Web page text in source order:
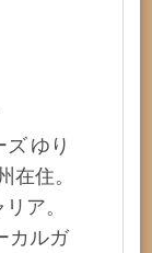
ゆり
在住。
ア。
カルガ